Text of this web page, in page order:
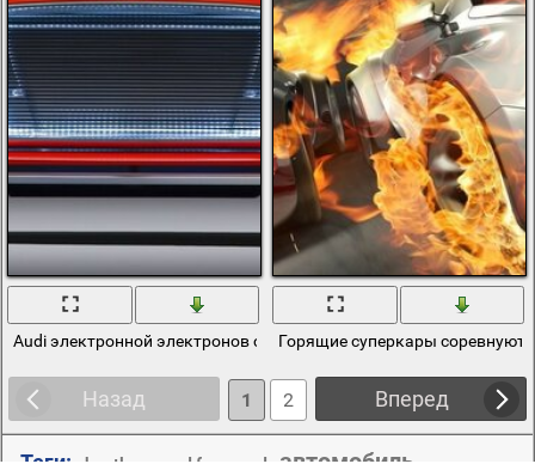
Audi электронной электронов суперкарГорящие суперкары
Назад Вперед
1 2